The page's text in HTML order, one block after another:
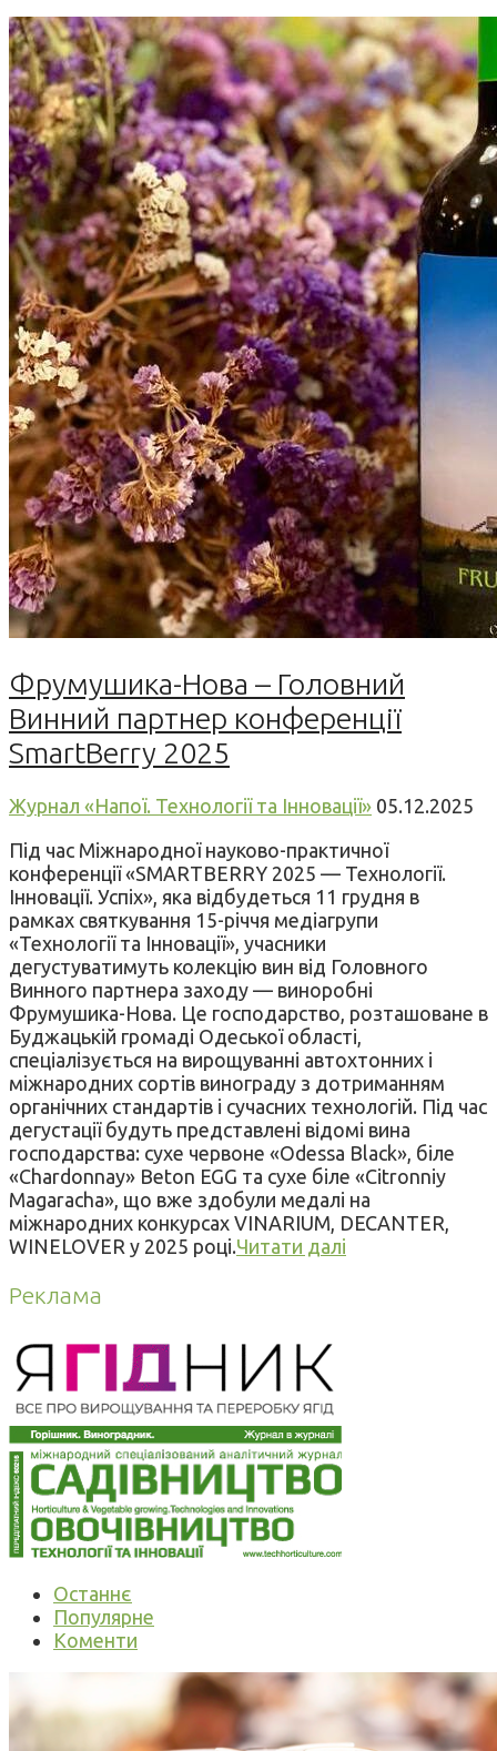
Фрумушика-Нова – Головний
Винний партнер конференції
SmartBerry 2025
Журнал «Напої. Технології та Інновації» 05.12.2025
Під час Міжнародної науково-практичної
конференції «SMARTBERRY 2025 — Технології.
Інновації. Успіх», яка відбудеться 11 грудня в
рамках святкування 15-річчя медіагрупи
«Технології та Інновації», учасники
дегустуватимуть колекцію вин від Головного
Винного партнера заходу — виноробні
Фрумушика-Нова. Це господарство, розташоване в
Буджацькій громаді Одеської області,
спеціалізується на вирощуванні автохтонних і
міжнародних сортів винограду з дотриманням
органічних стандартів і сучасних технологій. Під час
дегустації будуть представлені відомі вина
господарства: сухе червоне «Odessa Black», біле
«Chardonnay» Beton EGG та сухе біле «Citronniy
Magaracha», що вже здобули медалі на
міжнародних конкурсах VINARIUM, DECANTER,
WINELOVER у 2025 році.Читати далі
Реклама
Останнє
Популярне
Коменти